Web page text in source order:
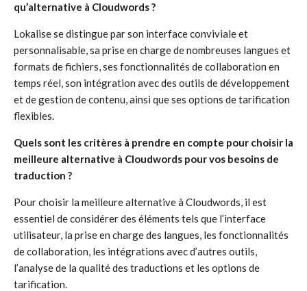
qu’alternative à Cloudwords ?
Lokalise se distingue par son interface conviviale et
personnalisable, sa prise en charge de nombreuses langues et
formats de fichiers, ses fonctionnalités de collaboration en
temps réel, son intégration avec des outils de développement
et de gestion de contenu, ainsi que ses options de tarification
flexibles.
Quels sont les critères à prendre en compte pour choisir la
meilleure alternative à Cloudwords pour vos besoins de
traduction ?
Pour choisir la meilleure alternative à Cloudwords, il est
essentiel de considérer des éléments tels que l’interface
utilisateur, la prise en charge des langues, les fonctionnalités
de collaboration, les intégrations avec d’autres outils,
l’analyse de la qualité des traductions et les options de
tarification.